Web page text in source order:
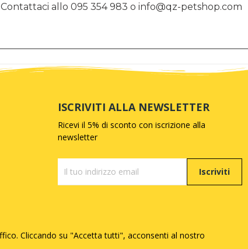
Contattaci allo 095 354 983 o info@qz-petshop.com
ISCRIVITI ALLA NEWSLETTER
Ricevi il 5% di sconto con iscrizione alla
newsletter
Iscriviti
Cliccando su "Accetta tutti", acconsenti al nostro